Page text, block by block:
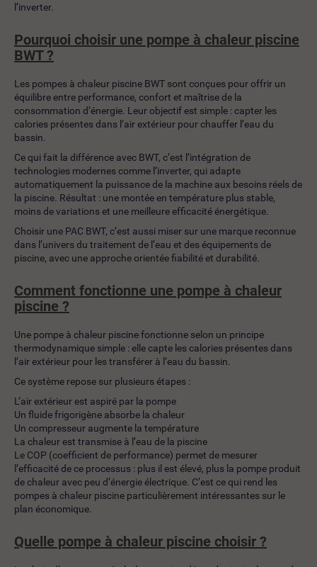
l’inverter.
Pourquoi choisir une pompe à chaleur piscine
BWT ?
Les pompes à chaleur piscine BWT sont conçues pour offrir un
équilibre entre performance, confort et maîtrise de la
consommation d’énergie. Leur objectif est simple : capter les
calories présentes dans l’air extérieur pour chauffer l’eau du
bassin.
Ce qui fait la différence avec BWT, c’est l’intégration de
technologies modernes comme l’inverter, qui adapte
automatiquement la puissance de la machine aux besoins réels de
la piscine. Résultat : une montée en température plus stable,
moins de variations et une meilleure efficacité énergétique.
Choisir une PAC BWT, c’est aussi miser sur une marque reconnue
dans l’univers du traitement de l’eau et des équipements de
piscine, avec une approche orientée fiabilité et durabilité.
Comment fonctionne une pompe à chaleur
piscine ?
Une pompe à chaleur piscine fonctionne selon un principe
thermodynamique simple : elle capte les calories présentes dans
l’air extérieur pour les transférer à l’eau du bassin.
Ce système repose sur plusieurs étapes :
L’air extérieur est aspiré par la pompe
Un fluide frigorigène absorbe la chaleur
Un compresseur augmente la température
La chaleur est transmise à l’eau de la piscine
Le COP (coefficient de performance) permet de mesurer
l’efficacité de ce processus : plus il est élevé, plus la pompe produit
de chaleur avec peu d’énergie électrique. C’est ce qui rend les
pompes à chaleur piscine particulièrement intéressantes sur le
plan économique.
Quelle pompe à chaleur piscine choisir ?